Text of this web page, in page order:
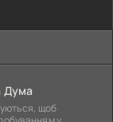
Дума
щоб